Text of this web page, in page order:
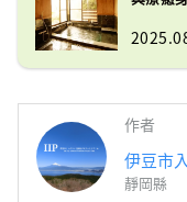
作者
伊豆市
靜岡縣